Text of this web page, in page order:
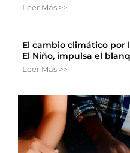
Leer Más >>
El cambio climático por
El Niño, impulsa el
Leer Más >>